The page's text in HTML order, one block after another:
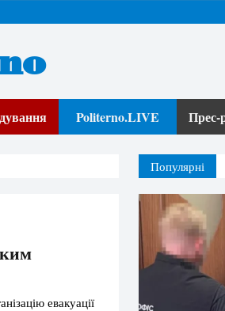
Politerno.LIVE Прес-
евакуації
Популярні